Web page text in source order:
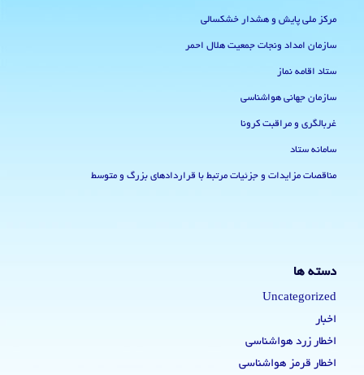
مرکز ملی پایش و هشدار خشکسالی
سازمان امداد ونجات جمعیت هلال احمر
ستاد اقامه نماز
سازمان جهانی هواشناسی
غربالگری و مراقبت کرونا
سامانه ستاد
مناقصات مزایدات و جزئیات مرتبط با قراردادهای بزرگ و متوسط
دسته ها
Uncategorized
اخبار
اخطار زرد هواشناسی
اخطار قرمز هواشناسی